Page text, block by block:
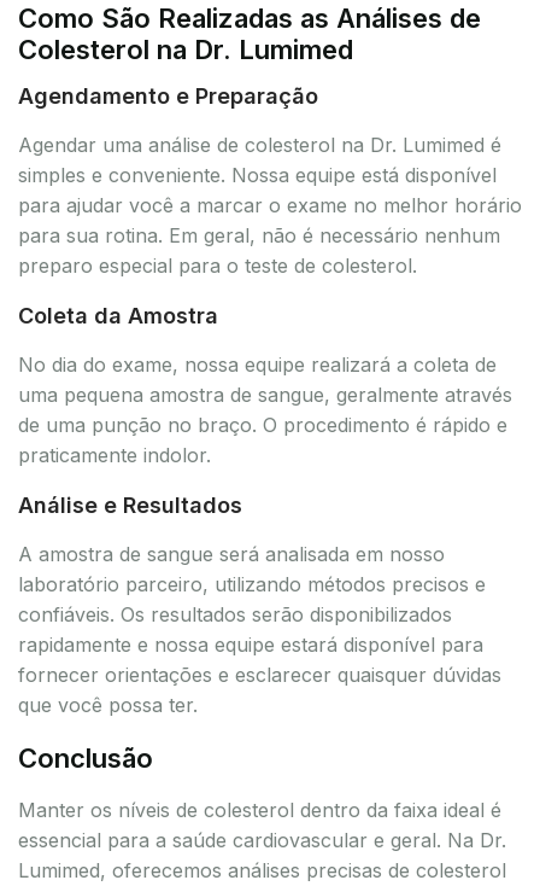
Como São Realizadas as Análises de
Colesterol na Dr. Lumimed
Agendamento e Preparação
Agendar uma análise de colesterol na Dr. Lumimed é
simples e conveniente. Nossa equipe está disponível
para ajudar você a marcar o exame no melhor horário
para sua rotina. Em geral, não é necessário nenhum
preparo especial para o teste de colesterol.
Coleta da Amostra
No dia do exame, nossa equipe realizará a coleta de
uma pequena amostra de sangue, geralmente através
de uma punção no braço. O procedimento é rápido e
praticamente indolor.
Análise e Resultados
A amostra de sangue será analisada em nosso
laboratório parceiro, utilizando métodos precisos e
confiáveis. Os resultados serão disponibilizados
rapidamente e nossa equipe estará disponível para
fornecer orientações e esclarecer quaisquer dúvidas
que você possa ter.
Conclusão
Manter os níveis de colesterol dentro da faixa ideal é
essencial para a saúde cardiovascular e geral. Na Dr.
Lumimed, oferecemos análises precisas de colesterol